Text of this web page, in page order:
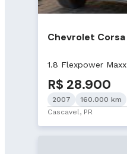
Chevrolet Corsa
1.8 Flexpower Maxx
R$ 28.900
2007
160.000 km
Cascavel, PR